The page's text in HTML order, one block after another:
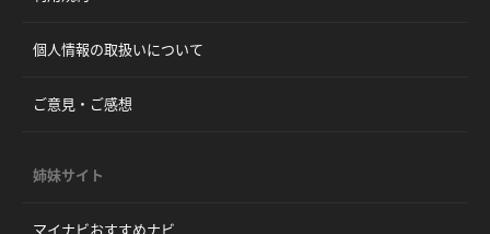
個人情報の取扱いについて
ご意見・ご感想
姉妹サイト